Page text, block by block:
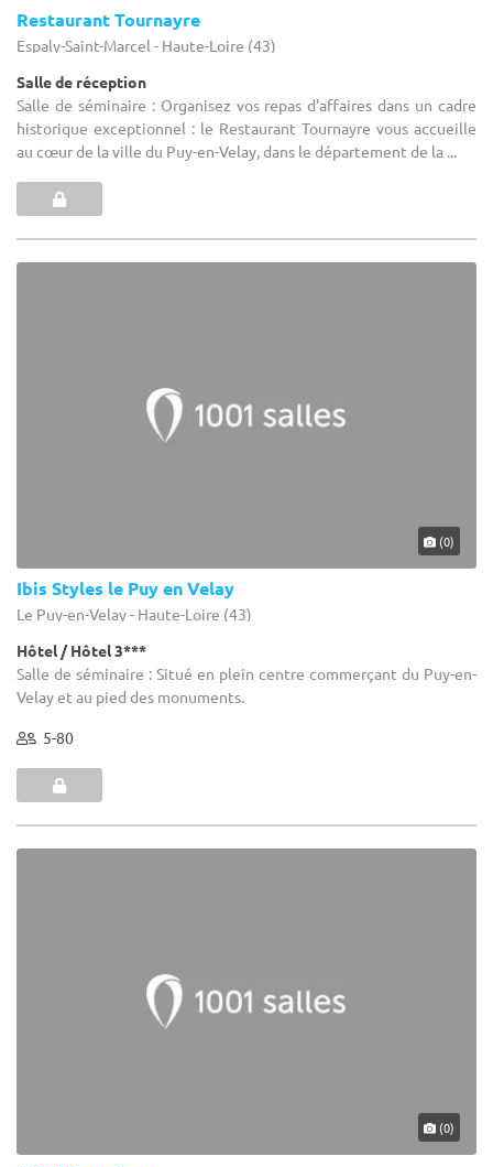
Restaurant Tournayre
Espaly-Saint-Marcel - Haute-Loire (43)
Salle de réception
Salle de séminaire : Organisez vos repas d'affaires dans un cadre
historique exceptionnel : le Restaurant Tournayre vous accueille
au cœur de la ville du Puy-en-Velay, dans le département de la ...
(0)
Ibis Styles le Puy en Velay
Le Puy-en-Velay - Haute-Loire (43)
Hôtel / Hôtel 3***
Salle de séminaire : Situé en plein centre commerçant du Puy-en-
Velay et au pied des monuments.
5-80
(0)